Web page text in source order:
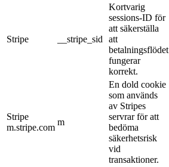
Stripe __stripe_sid
Kortvarig
sessions-ID för
att säkerställa
att
betalningsflödet
fungerar
korrekt.
Stripe
m.stripe.com
m
En dold cookie
som används
av Stripes
servrar för att
bedöma
säkerhetsrisk
vid
transaktioner.